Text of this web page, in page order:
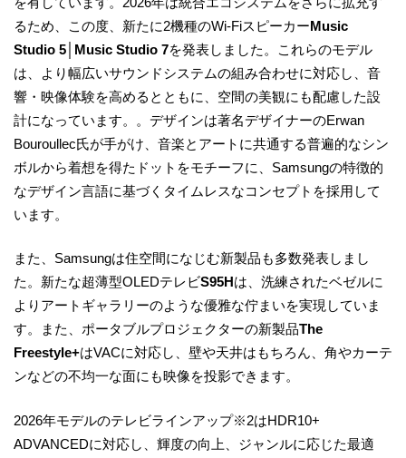
るため、この度、新たに2機種のWi-FiスピーカーMusic
Studio 5 Music Studio 7を発表しました。これらのモデル
は、より幅広いサウンドシステムの組み合わせに対応し、音
響・映像体験を高めるとともに、空間の美観にも配慮した設
計になっています。。デザインは著名デザイナーのErwan
Bouroullec氏が手がけ、音楽とアートに共通する普遍的なシン
ボルから着想を得たドットをモチーフに、Samsungの特徴的
なデザイン言語に基づくタイムレスなコンセプトを採用して
います。
また、Samsungは住空間になじむ新製品も多数発表しまし
た。新たな超薄型OLEDテレビS95Hは、洗練されたベゼルに
よりアートギャラリーのような優雅な佇まいを実現していま
す。また、ポータブルプロジェクターの新製品The
Freestyle+はVACに対応し、壁や天井はもちろん、角やカーテ
ンなどの不均一な面にも映像を投影できます。
2026年モデルのテレビラインアップ※2はHDR10+
ADVANCEDに対応し、輝度の向上、ジャンルに応じた最適